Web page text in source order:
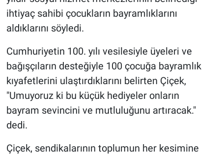
ihtiyaç sahibi çocukların bayramlıklarını
aldıklarını söyledi.
Cumhuriyetin 100. yılı vesilesiyle üyeleri ve
bağışçıların desteğiyle 100 çocuğa bayramlık
kıyafetlerini ulaştırdıklarını belirten Çiçek,
"Umuyoruz ki bu küçük hediyeler onların
bayram sevincini ve mutluluğunu artıracak."
dedi.
Çiçek, sendikalarının toplumun her kesimine